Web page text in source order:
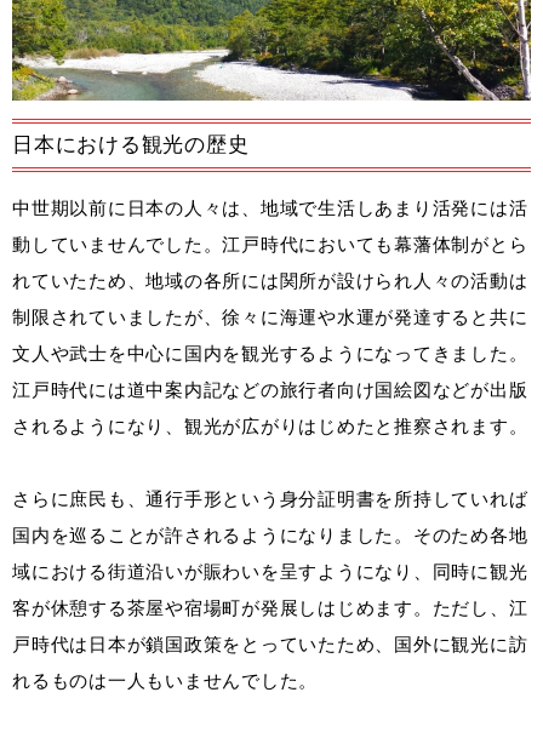
日本における観光の歴史
中世期以前に日本の人々は、地域で生活しあまり活発には活
動していませんでした。江戸時代においても幕藩体制がとら
れていたため、地域の各所には関所が設けられ人々の活動は
制限されていましたが、徐々に海運や水運が発達すると共に
文人や武士を中心に国内を観光するようになってきました。
江戸時代には道中案内記などの旅行者向け国絵図などが出版
されるようになり、観光が広がりはじめたと推察されます。
さらに庶民も、通行手形という身分証明書を所持していれば
国内を巡ることが許されるようになりました。そのため各地
域における街道沿いが賑わいを呈すようになり、同時に観光
客が休憩する茶屋や宿場町が発展しはじめます。ただし、江
戸時代は日本が鎖国政策をとっていたため、国外に観光に訪
れるものは一人もいませんでした。